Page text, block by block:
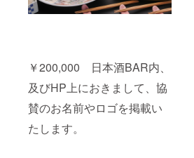
￥200,000 日本酒BAR内、
及びHP上におきまして、協
賛のお名前やロゴを掲載い
たします。